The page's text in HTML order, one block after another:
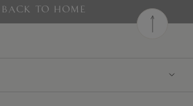
BACK TO HOME